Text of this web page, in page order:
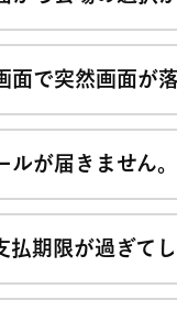
面で突然画面が
ルが届きません。
払期限が過ぎて